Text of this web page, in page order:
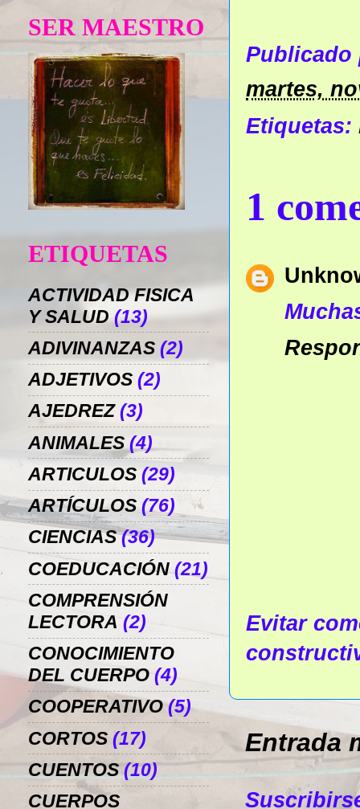
martes,
Etiquetas:
1
Evitar
Entrada
SER MAESTRO
ETIQUETAS
ACTIVIDAD FISICA
Y SALUD (13)
ADIVINANZAS (2)
ADJETIVOS (2)
AJEDREZ (3)
ANIMALES (4)
ARTICULOS (29)
ARTÍCULOS (76)
CIENCIAS (36)
COEDUCACIÓN (21)
COMPRENSIÓN
LECTORA (2)
CONOCIMIENTO
DEL CUERPO (4)
COOPERATIVO (5)
CORTOS (17)
CUENTOS (10)
CUERPOS